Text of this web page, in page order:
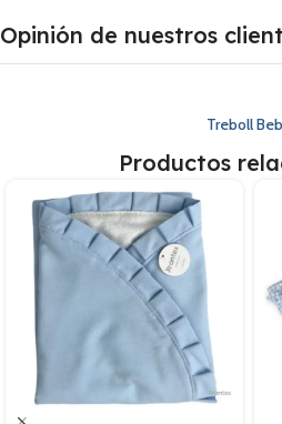
Opinión de nuestros
Treboll
Productos